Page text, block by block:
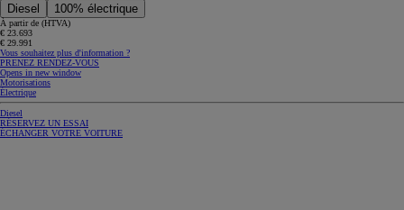
Diesel 100% électrique
À partir de (HTVA)
€ 23.693
€ 29.991
Vous souhaitez plus d'information ?
PRENEZ RENDEZ-VOUS
Opens in new window
Motorisations
Électrique
Diesel
RÉSERVEZ UN ESSAI
ÉCHANGER VOTRE VOITURE